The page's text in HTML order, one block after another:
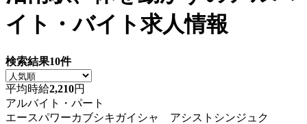
イト・バイト求人情報
検索結果10件
平均時給2,210円
アルバイト・パート
エースパワーカブシキガイシャ アシストシンジュク